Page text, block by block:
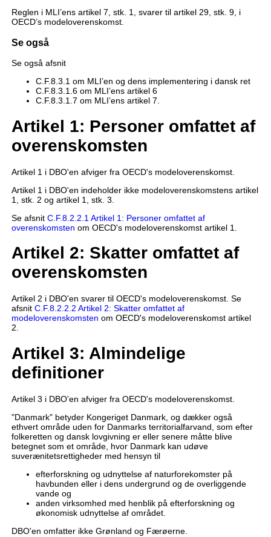
Reglen i MLI’ens artikel 7, stk. 1, svarer til artikel 29, stk. 9, i
OECD’s modeloverenskomst.
Se også
Se også afsnit
C.F.8.3.1 om MLI’en og dens implementering i dansk ret
C.F.8.3.1.6 om MLI’ens artikel 6
C.F.8.3.1.7 om MLI’ens artikel 7.
Artikel 1: Personer omfattet af
overenskomsten
Artikel 1 i DBO'en afviger fra OECD's modeloverenskomst.
Artikel 1 i DBO'en indeholder ikke modeloverenskomstens artikel
1, stk. 2 og artikel 1, stk. 3.
Se afsnit C.F.8.2.2.1 Artikel 1: Personer omfattet af
overenskomsten om OECD's modeloverenskomst artikel 1.
Artikel 2: Skatter omfattet af
overenskomsten
Artikel 2 i DBO'en svarer til OECD's modeloverenskomst. Se
afsnit C.F.8.2.2.2 Artikel 2: Skatter omfattet af
modeloverenskomsten om OECD's modeloverenskomst artikel
2.
Artikel 3: Almindelige
definitioner
Artikel 3 i DBO'en afviger fra OECD's modeloverenskomst.
"Danmark" betyder Kongeriget Danmark, og dækker også
ethvert område uden for Danmarks territorialfarvand, som efter
folkeretten og dansk lovgivning er eller senere måtte blive
betegnet som et område, hvor Danmark kan udøve
suverænitetsrettigheder med hensyn til
efterforskning og udnyttelse af naturforekomster på
havbunden eller i dens undergrund og de overliggende
vande og
anden virksomhed med henblik på efterforskning og
økonomisk udnyttelse af området.
DBO'en omfatter ikke Grønland og Færøerne.